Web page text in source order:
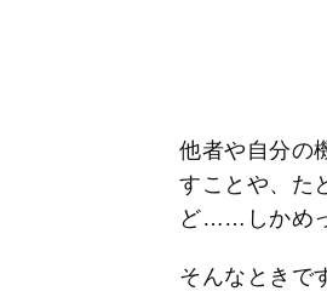
他者や自分の
すことや、た
ど……しかめ
そんなときで